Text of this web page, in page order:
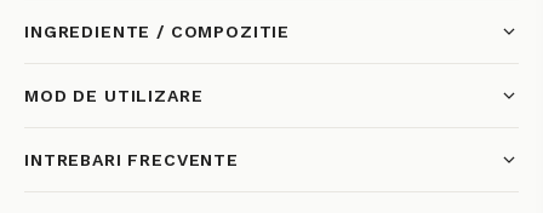
INGREDIENTE / COMPOZITIE
MOD DE UTILIZARE
INTREBARI FRECVENTE